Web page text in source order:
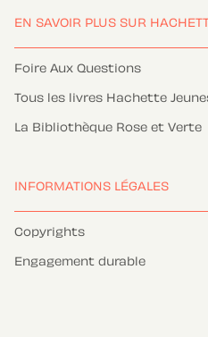
EN SAVOIR PLUS SUR
Foire Aux Questions
Tous les livres Hachette
La Bibliothèque Rose et Verte
INFORMATIONS LÉGALES
Copyrights
Engagement durable